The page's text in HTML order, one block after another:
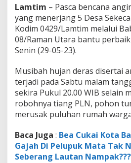
n
g
,
D
a
m
K
e
r
a
h
a
n
B
Lamtim – Pasca bencana
yang menerjang 5 Desa
Kodim 0429/Lamtim melalui
08/Raman Utara bantu
Senin (29-05-23).
Musibah hujan deras disertai
terjadi pada Sabtu malam
sekira Pukul 20.00 WIB selain
robohnya tiang PLN, pohon
merusak puluhan rumah
Baca Juga : Bea Cukai Kota
Gajah Di Pelupuk Mata Tak
Seberang Lautan Nampak???